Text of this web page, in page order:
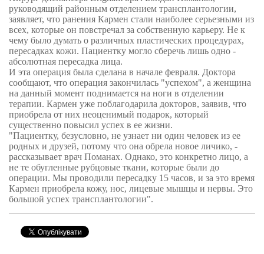
руководящий районным отделением трансплантологии,
заявляет, что ранения Кармен стали наиболее серьезными из
всех, которые он повстречал за собственную карьеру. Не к
чему было думать о различных пластических процедурах,
пересадках кожи. Пациентку могло сберечь лишь одно -
абсолютная пересадка лица.
И эта операция была сделана в начале февраля. Доктора
сообщают, что операция закончилась "успехом", а женщина
на данный момент поднимается на ноги в отделении
терапии. Кармен уже поблагодарила докторов, заявив, что
приобрела от них неоценимый подарок, который
существенно повысил успех в ее жизни.
"Пациентку, безусловно, не узнает ни один человек из ее
родных и друзей, потому что она обрела новое личико, -
рассказывает врач Поманах. Однако, это конкретно лицо, а
не те обугленные рубцовые ткани, которые были до
операции. Мы проводили пересадку 15 часов, и за это время
Кармен приобрела кожу, нос, лицевые мышцы и нервы. Это
большой успех трансплантологии".